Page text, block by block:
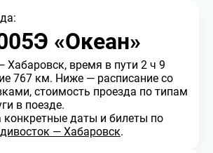
«Океан»
Хабаровск, время в пути 2 ч 9
767 км. Ниже — расписание со
стоимость проезда по типам
в поезде.
конкретные даты и билеты по
— Хабаровск.